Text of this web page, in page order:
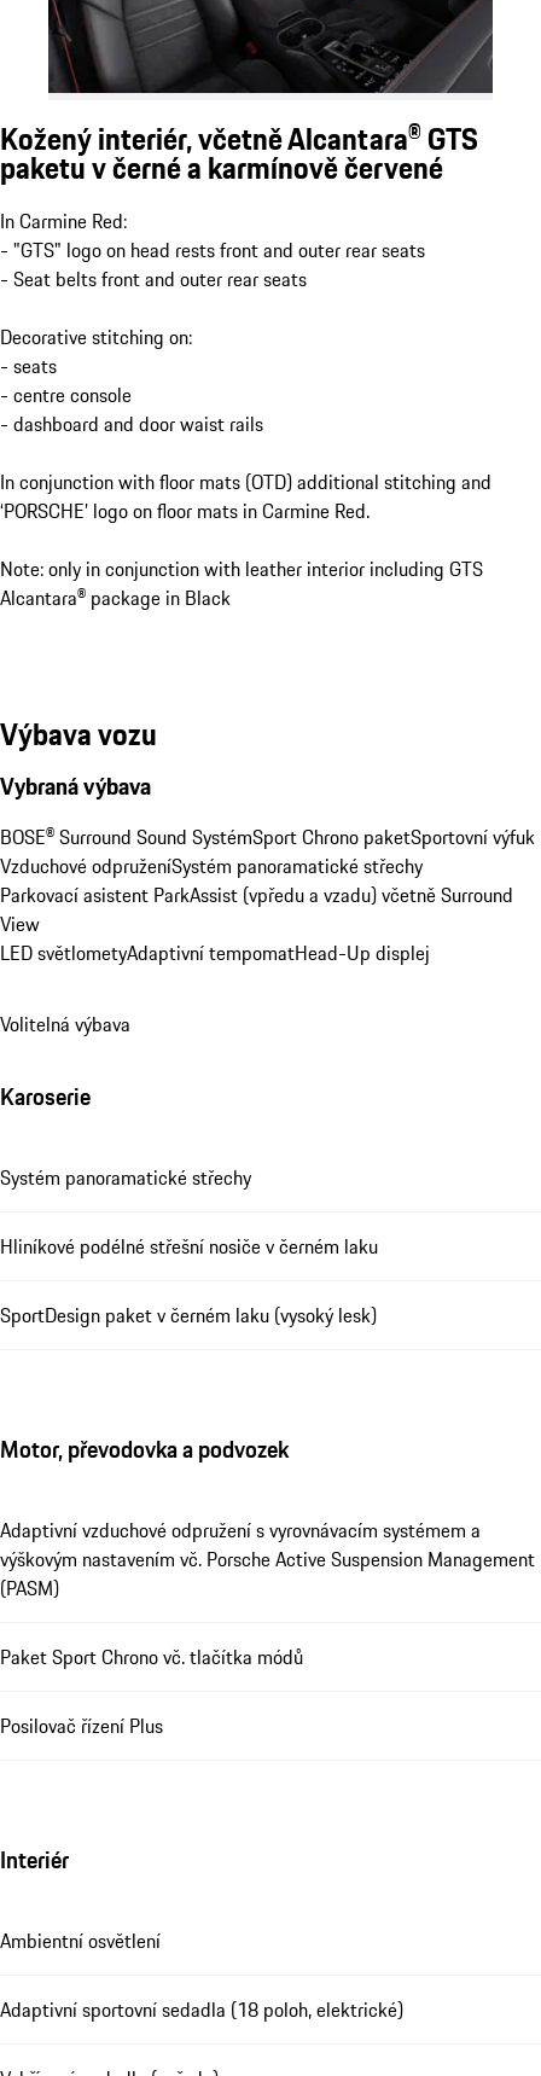
Kožený interiér, včetně Alcantara® GTS
paketu v černé a karmínově červené
In Carmine Red:
- "GTS" logo on head rests front and outer rear seats
- Seat belts front and outer rear seats
Decorative stitching on:
- seats
- centre console
- dashboard and door waist rails
In conjunction with floor mats (OTD) additional stitching and
‘PORSCHE’ logo on floor mats in Carmine Red.
Note: only in conjunction with leather interior including GTS
Alcantara® package in Black
Výbava vozu
Vybraná výbava
BOSE® Surround Sound SystémSport Chrono paketSportovní výfuk
Vzduchové odpruženíSystém panoramatické střechy
Parkovací asistent ParkAssist (vpředu a vzadu) včetně Surround
View
LED světlometyAdaptivní tempomatHead-Up displej
Volitelná výbava
Karoserie
Systém panoramatické střechy
Hliníkové podélné střešní nosiče v černém laku
SportDesign paket v černém laku (vysoký lesk)
Motor, převodovka a podvozek
Adaptivní vzduchové odpružení s vyrovnávacím systémem a
výškovým nastavením vč. Porsche Active Suspension Management
(PASM)
Paket Sport Chrono vč. tlačítka módů
Posilovač řízení Plus
Interiér
Ambientní osvětlení
Adaptivní sportovní sedadla (18 poloh, elektrické)